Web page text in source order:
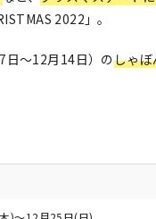
2022」。
日〜12月14日）のしゃ